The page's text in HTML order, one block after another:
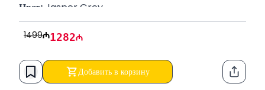
Цвет: Jasper Grey
P/N: 90NB11R7-M00H00
Гарантия: 12 месяцев
1499 1282
Добавить в корзину